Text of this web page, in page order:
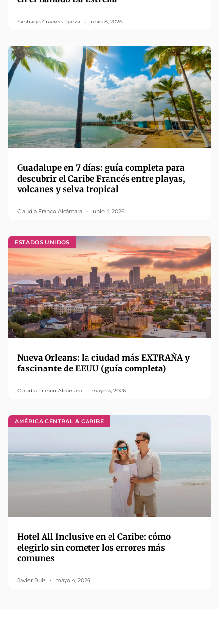
Santiago Cravero Igarza junio 8, 2026
Guadalupe en 7 días: guía completa para
descubrir el Caribe Francés entre playas,
volcanes y selva tropical
Claudia Franco Alcántara junio 4, 2026
ESTADOS UNIDOS
Nueva Orleans: la ciudad más EXTRAÑA y
fascinante de EEUU (guía completa)
Claudia Franco Alcántara mayo 5, 2026
AMÉRICA CENTRAL & CARIBE
Hotel All Inclusive en el Caribe: cómo
elegirlo sin cometer los errores más
comunes
Javier Ruiz mayo 4, 2026